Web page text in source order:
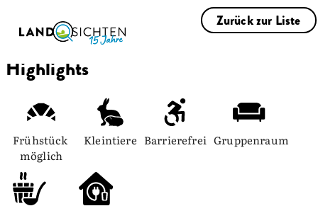
Zurück zur Liste
Highlights
Frühstück
möglich
Kleintiere Barrierefrei Gruppenraum